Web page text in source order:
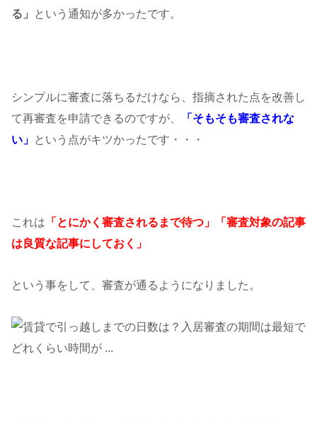
る」
という通知が多かったです。
シンプルに審査に落ちるだけなら、指摘された点を改善し
て再審査を申請できるのですが、
「そもそも審査されな
い」
という点がキツかったです・・・
これは 「とにかく審査されるまで待つ」「審査対象の記事
は良質な記事にしておく」
という事をして、審査が通るようになりました。